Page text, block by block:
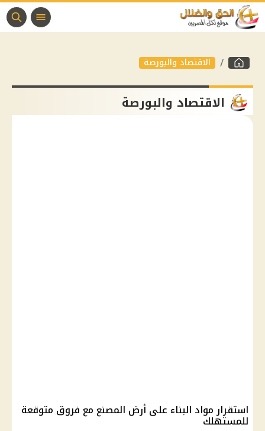
الاقتصاد والبورصة
الاقتصاد والبورصة
استقرار مواد البناء على أرض المصنع مع فروق متوقعة
للمستهلك